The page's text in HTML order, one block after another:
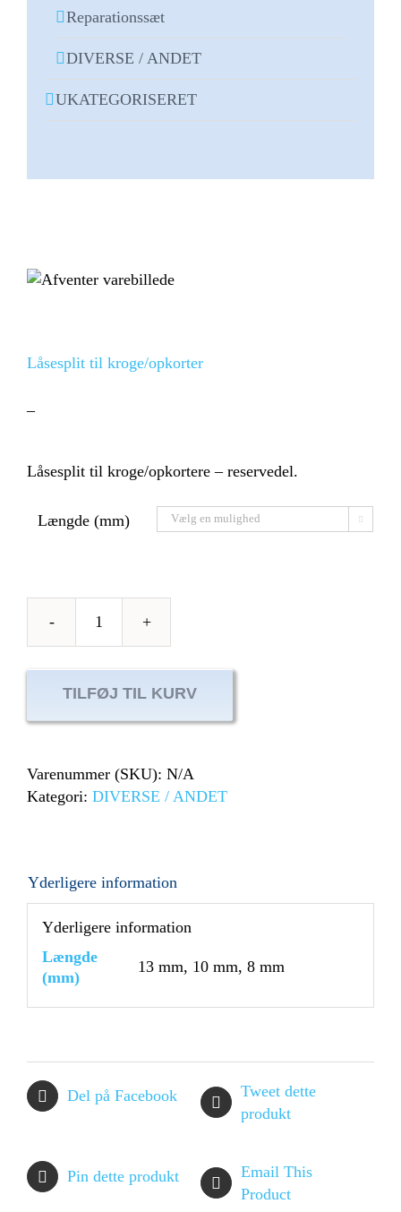
Låsesplit til kroge/opkorter
–
Låsesplit til kroge/opkortere – reservedel.
Længde (mm) 
Låsesplit
kroge/opkorter
antal
TILFØJ TIL KURV
Varenummer (SKU): N/A
Kategori: DIVERSE / ANDET
Yderligere information
Yderligere information
Længde
(mm)
13 mm, 10 mm, 8 mm
Del på Facebook
Tweet dette
produkt
Pin dette produkt
Email This
Product
Reparationssæt
DIVERSE / ANDET
UKATEGORISERET